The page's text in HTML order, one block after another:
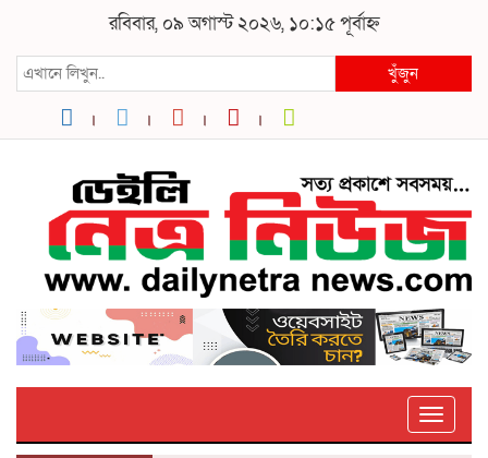
রবিবার, ০৯ অগাস্ট ২০২৬, ১০:১৫ পূর্বাহ্ন
খুঁজুন